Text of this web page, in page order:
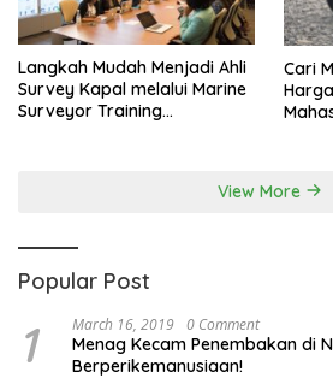
Langkah Mudah Menjadi Ahli
Survey Kapal melalui Marine
Surveyor Training
Cari
View More
Popular Post
1 March 16, 2019 0 Comment
Menag Kecam Penembakan di
Berperikemanusiaan!